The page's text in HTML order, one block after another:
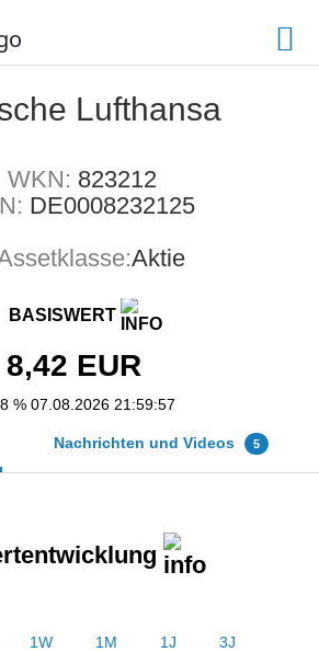
Lufthansa
WKN: 823212
DE0008232125
Aktie
BASISWERT
8,42 EUR
% 07.08.2026 21:59:57
Nachrichten und Videos 5
1W 1M 1J
3J